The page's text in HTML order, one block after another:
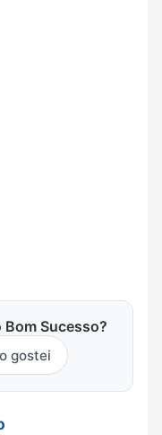
Bom Sucesso?
gostei